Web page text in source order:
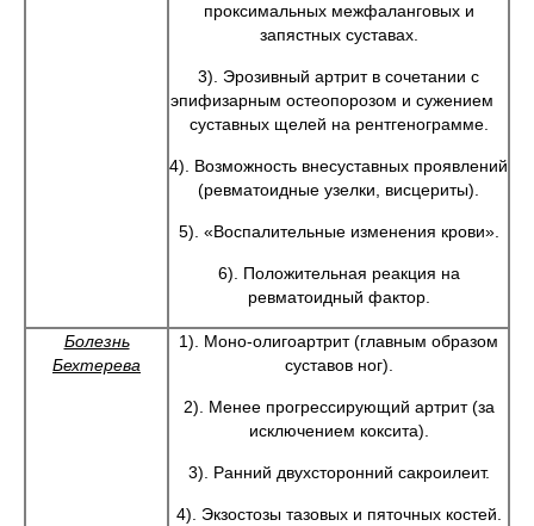
проксимальных межфаланговых и
запястных суставах.
3). Эрозивный артрит в сочетании с
эпифизарным остеопорозом и сужением
суставных щелей на рентгенограмме.
4). Возможность внесуставных проявлений
(ревматоидные узелки, висцериты).
5). «Воспалительные изменения крови».
6). Положительная реакция на
ревматоидный фактор.
Болезнь
Бехтерева
1). Моно-олигоартрит (главным образом
суставов ног).
2). Менее прогрессирующий артрит (за
исключением коксита).
3). Ранний двухсторонний сакроилеит.
4). Экзостозы тазовых и пяточных костей.